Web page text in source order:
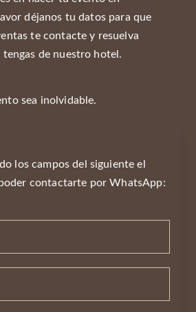
déjanos tu datos para que
te contacte y resuelva
de nuestro hotel.
sea inolvidable.
los campos del siguiente el
contactarte por WhatsApp: